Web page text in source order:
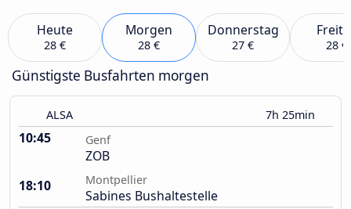
Heute
28 €
Morgen
28 €
Donnerstag
27 € 28 €
Günstigste Busfahrten morgen
ALSA 7h 25min
10:45 Genf
ZOB
18:10
Montpellier
Sabines Bushaltestelle